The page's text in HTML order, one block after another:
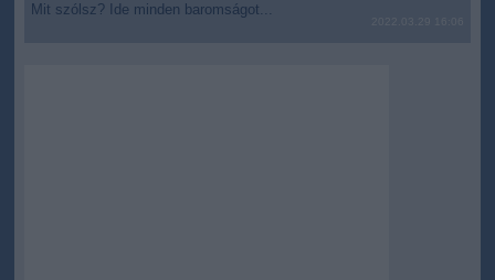
Mit szólsz? Ide minden baromságot...